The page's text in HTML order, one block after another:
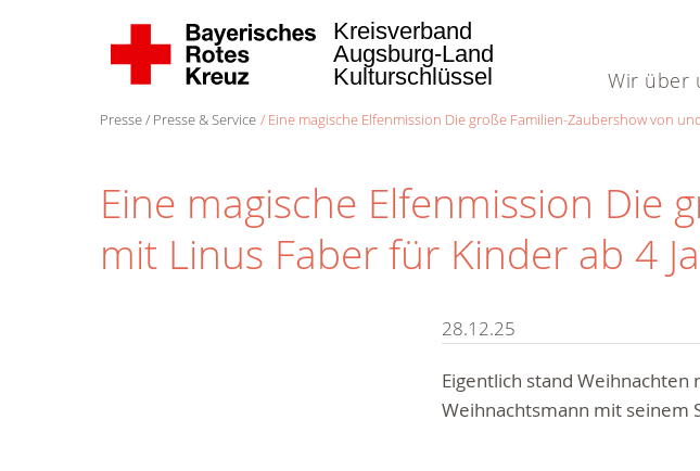
Wir über
Kreisverband
Augsburg-Land
Kulturschlüssel
Presse Presse & Service Eine magische Elfenmission Die große Familien-Zaubershow von
Eine magische Elfenmission Die
mit Linus Faber für Kinder ab 4
28.12.25
Eigentlich stand
Weihnachtsmann mit seinem